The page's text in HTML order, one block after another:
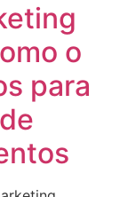
o
para